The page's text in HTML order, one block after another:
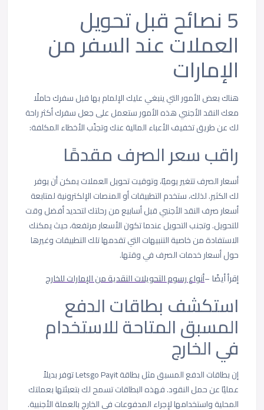
5 نصائح قبل تحويل
العملات عند السفر من
الإمارات
هناك بعض الأمور التي ينبغي عليك الإلمام بها قبل سفرك حاملًا
معك النقد الأجنبي هذه الأمور ستعمل على جعل سفرك أكثر راحة
لك عن طريق تخفيف الأعباء المالية عنك وتجنًب الأخطاء المكلفة:
راقب سعر الصرف مقدمًا
أسعار الصرف تتغير يوميًا، وتوقيت تحويل العملات يمكن أن يوفر
لك الكثير. لذلك، ستخدم التطبيقات أو المنصات الإلكترونية لمتابعة
أسعار صرف النقد الأجنبي قبل أسابيع من رحلتك لتحديد أفضل وقت
للتحويل. وتجنب التحويل عندما تكون الأسعار مرتفعة، حيث يمكنك
الاستفادة من خاصية التنبيهات التي تقدمها تلك التطبيقات وغيرها
حول أسعار خدمات الصرف في وقتها.
إقرأ أيضًا –أنواع رسوم التحويلات النقدية من الإمارات للخارج
استكشف بطاقات الدفع
المسبق المتاحة للاستخدام
في الخارج
إن بطاقات الدفع المسبق مثل بطاقة Letsgo Payit توفر بديلاً
عمليًا عن حمل النقود. فهذه البطاقات تسمح لك بتعبئتها بعملتك
المحلية واستخدامها لإجراء المدفوعات في الخارج بالعملة الأجنبية.